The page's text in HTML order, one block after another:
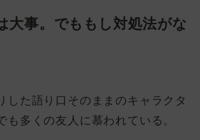
大事。でももし対処法がな
した語り口そのままのキャラクタ
多くの友人に慕われている。